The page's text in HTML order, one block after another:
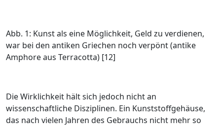
Abb. 1: Kunst als eine Möglichkeit, Geld zu verdienen,
war bei den antiken Griechen noch verpönt (antike
Amphore aus Terracotta) [12]
Die Wirklichkeit hält sich jedoch nicht an
wissenschaftliche Disziplinen. Ein Kunststoffgehäuse,
das nach vielen Jahren des Gebrauchs nicht mehr so